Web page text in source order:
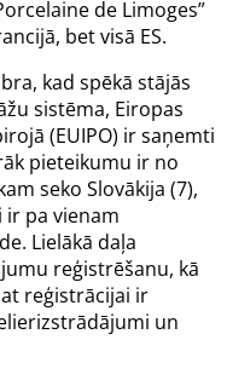
de Limoges”
bet visā ES.
kad spēkā stājās
sistēma, Eiropas
(EUIPO) ir saņemti
pieteikumu ir no
seko Slovākija (7),
ir pa vienam
Lielākā daļa
reģistrēšanu, kā
reģistrācijai ir
un